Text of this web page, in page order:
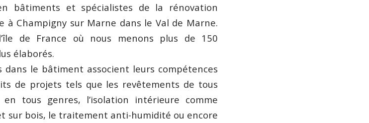
bâtiments et spécialistes de la rénovation
Champigny sur Marne dans le Val de Marne.
de France où nous menons plus de 150
élaborés.
le bâtiment associent leurs compétences
de projets tels que les revêtements de tous
tous genres, l’isolation intérieure comme
sur bois, le traitement anti-humidité ou encore